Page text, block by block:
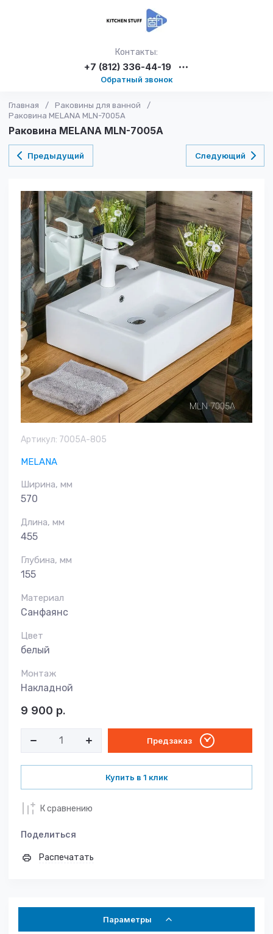
Контакты:
+7 (812) 336-44-19
Обратный звонок
Главная / Раковины для ванной
/
Раковина MELANA MLN-7005A
Раковина MELANA MLN-7005A
Предыдущий Следующий
Артикул: 7005A-805
MELANA
Ширина, мм
570
Длина, мм
455
Глубина, мм
155
Материал
Санфаянс
Цвет
белый
Монтаж
Накладной
9 900 р.
Предзаказ
Купить в 1 клик
К сравнению
Поделиться
Распечатать
Параметры